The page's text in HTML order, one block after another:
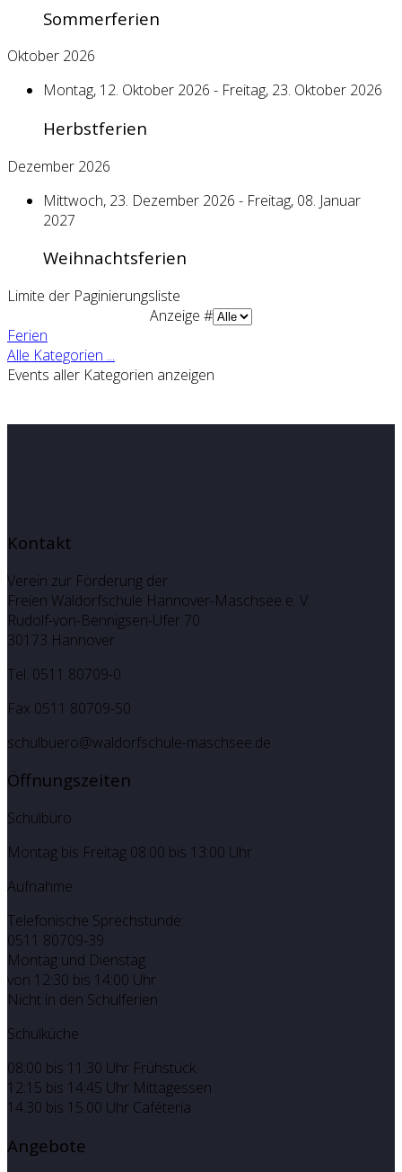
Sommerferien
Oktober 2026
Montag, 12. Oktober 2026 - Freitag, 23. Oktober 2026
Herbstferien
Dezember 2026
Mittwoch, 23. Dezember 2026 - Freitag, 08. Januar
2027
Weihnachtsferien
Limite der Paginierungsliste
Anzeige #
Ferien
Alle Kategorien ...
Events aller Kategorien anzeigen
Kontakt
Verein zur Förderung der
Freien Waldorfschule Hannover-Maschsee e. V.
Rudolf-von-Bennigsen-Ufer 70
30173 Hannover
Tel. 0511 80709-0
Fax 0511 80709-50
schulbuero@waldorfschule-maschsee.de
Öffnungszeiten
Schulbüro
Montag bis Freitag 08:00 bis 13:00 Uhr
Aufnahme
Telefonische Sprechstunde:
0511 80709-39
Montag und Dienstag
von 12:30 bis 14:00 Uhr
Nicht in den Schulferien
Schulküche
08:00 bis 11:30 Uhr Frühstück
12:15 bis 14:45 Uhr Mittagessen
14.30 bis 15.00 Uhr Caféteria
Angebote